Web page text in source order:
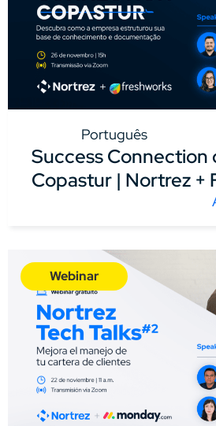
Português
Success Connection
Copastur | Nortrez +
Webinar